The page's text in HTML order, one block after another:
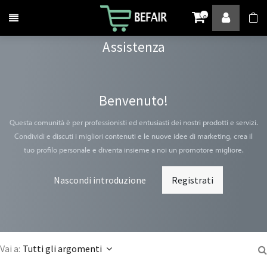
Attiva / disattiva la navigazione 0
Assistenza
Benvenuto!
Questa comunità è per professionisti ed entusiasti dei nostri prodotti e servizi.
Condividi e discuti i migliori contenuti e le nuove idee di marketing, crea il
tuo profilo personale e diventa insieme a noi un promotore migliore.
Nascondi introduzione Registrati
Vai a: Tutti gli argomenti